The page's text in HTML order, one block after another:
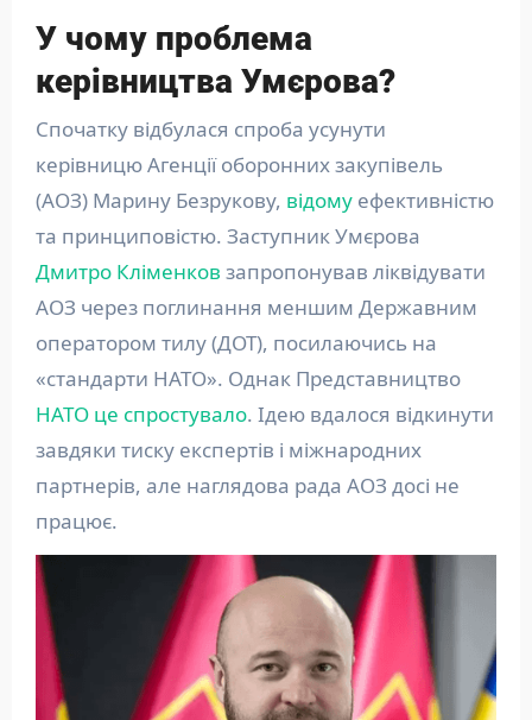
У чому проблема
керівництва Умєрова?
Спочатку відбулася спроба усунути
керівницю Агенції оборонних закупівель
(АОЗ) Марину Безрукову, відомуефективністю
та принциповістю. Заступник Умєрова
Дмитро Кліменков запропонував ліквідувати
АОЗ через поглинання меншим Державним
оператором тилу (ДОТ), посилаючись на
«стандарти НАТО». Однак Представництво
НАТО це спростувало. Ідею вдалося відкинути
завдяки тиску експертів і міжнародних
партнерів, але наглядова рада АОЗ досі не
працює.